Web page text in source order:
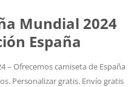
Mundial 2024
España
– Ofrecemos camiseta de España
Personalizar gratis. Envío gratis